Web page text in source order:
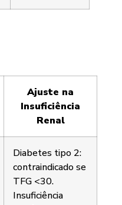
Ajuste na
Insuficiência
Renal
Diabetes tipo 2:
contraindicado se
TFG <30.
Insuficiência